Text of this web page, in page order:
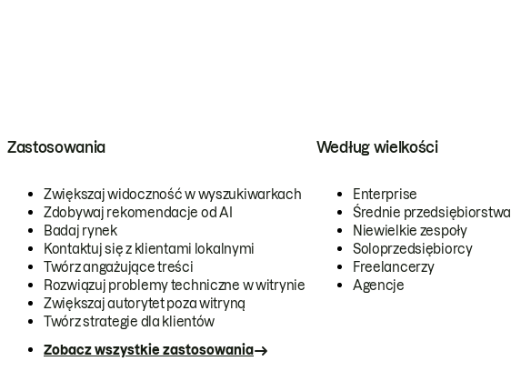
Zastosowania
Zwiększaj widoczność w wyszukiwarkach
Zdobywaj rekomendacje od AI
Badaj rynek
Kontaktuj się z klientami lokalnymi
Twórz angażujące treści
Rozwiązuj problemy techniczne w witrynie
Zwiększaj autorytet poza witryną
Twórz strategie dla klientów
Zobacz wszystkie zastosowania
Według wielkości
Enterprise
Średnie przedsiębiorstwa
Niewielkie zespoły
Soloprzedsiębiorcy
Freelancerzy
Agencje